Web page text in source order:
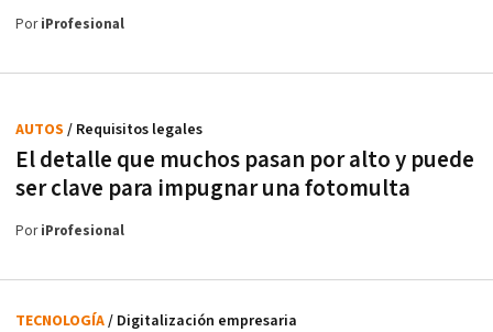
PoriProfesional
El detalle que muchos pasan por alto y puede
ser clave para impugnar una fotomulta
AUTOS / Requisitos legales
PoriProfesional
TECNOLOGÍA/ Digitalización empresaria